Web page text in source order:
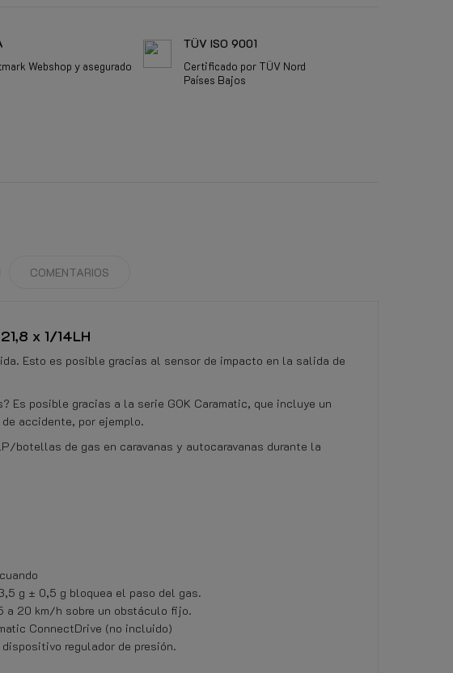
Webshop y asegurado
TÜV ISO 9001
Certificado por TÜV Nord
Países Bajos
COMENTARIOS
x 1/14LH
Esto es posible gracias al sensor de impacto en la salida de
Es posible gracias a la serie GOK Caramatic, que incluye un
accidente, por ejemplo.
botellas de gas en caravanas y autocaravanas durante la
g ± 0,5 g bloquea el paso del gas.
a 20 km/h sobre un obstáculo fijo.
ConnectDrive (no incluido)
regulador de presión.